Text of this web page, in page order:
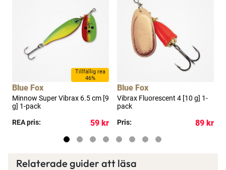
Tillfällig rea
46%
Blue Fox
Minnow Super Vibrax 6.5 cm [9
g] 1-pack
REA pris:
59 kr
Blue Fox
Vibrax Fluorescent 4 [10 g] 1-
pack
Pris:
89 kr
Relaterade guider att läsa